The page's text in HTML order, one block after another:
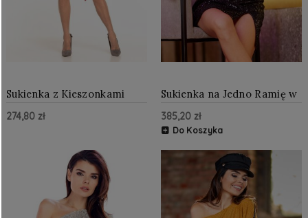
Sukienka z Kieszonkami
Czerwona TE309
274,80 zł
Sukienka na Jedno Ramię w
Czarne Cekiny AW351
385,20 zł
Do Koszyka